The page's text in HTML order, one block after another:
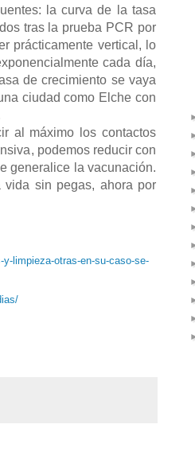
la curva de la tasa
tras la prueba PCR por
prácticamente vertical, lo
cada día,
de crecimiento se vaya
ciudad como Elche con
al máximo los contactos
podemos reducir con
generalice la vacunación.
vida sin pegas, ahora por
limpieza-otras-en-su-caso-se-